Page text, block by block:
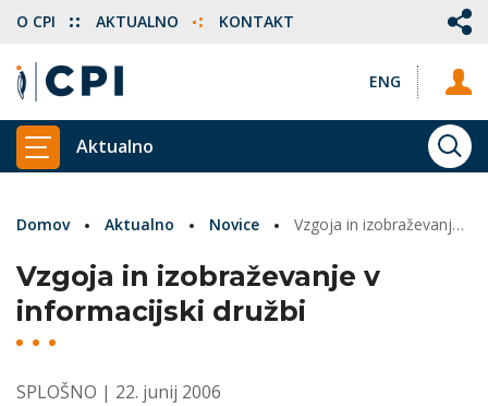
ENG
O CPI AKTUALNO KONTAKT
PRIKAŽI GLAVNI MENI
Aktualno
Domov Aktualno Novice Vzgoja in izobraževanje v informacijski družbi
Vzgoja in izobraževanje v
informacijski družbi
SPLOŠNO | 22. junij 2006